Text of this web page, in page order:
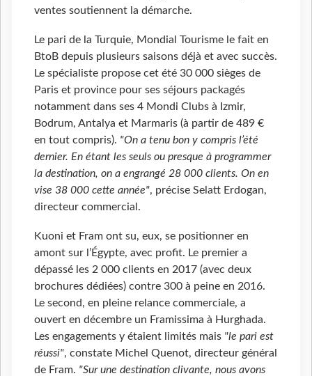
ventes soutiennent la démarche.
Le pari de la Turquie, Mondial Tourisme le fait en
BtoB depuis plusieurs saisons déjà et avec succès.
Le spécialiste propose cet été 30 000 sièges de
Paris et province pour ses séjours packagés
notamment dans ses 4 Mondi Clubs à Izmir,
Bodrum, Antalya et Marmaris (à partir de 489 €
en tout compris). "On a tenu bon y compris l’été
dernier. En étant les seuls ou presque à programmer
la destination, on a engrangé 28 000 clients. On en
vise 38 000 cette année", précise Selatt Erdogan,
directeur commercial.
Kuoni et Fram ont su, eux, se positionner en
amont sur l’Égypte, avec profit. Le premier a
dépassé les 2 000 clients en 2017 (avec deux
brochures dédiées) contre 300 à peine en 2016.
Le second, en pleine relance commerciale, a
ouvert en décembre un Framissima à Hurghada.
Les engagements y étaient limités mais "le pari est
réussi", constate Michel Quenot, directeur général
de Fram. "Sur une destination clivante, nous avons